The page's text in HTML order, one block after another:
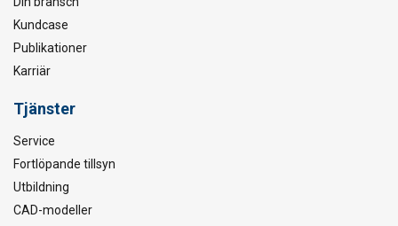
Kundcase
Publikationer
Karriär
Tjänster
Service
Fortlöpande tillsyn
Utbildning
CAD-modeller